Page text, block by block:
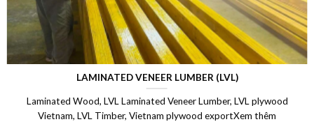
LAMINATED VENEER LUMBER (LVL)
Laminated Wood, LVL Laminated Veneer Lumber, LVL plywood
Vietnam, LVL Timber, Vietnam plywood exportXem thêm